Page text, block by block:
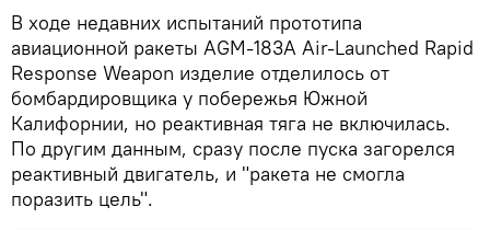
В ходе недавних испытаний прототипа
авиационной ракеты AGM-183A Air-Launched Rapid
Response Weapon изделие отделилось от
бомбардировщика у побережья Южной
Калифорнии, но реактивная тяга не включилась.
По другим данным, сразу после пуска загорелся
реактивный двигатель, и "ракета не смогла
поразить цель".